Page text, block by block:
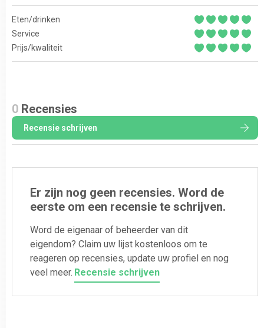
Eten/drinken
Service
Prijs/kwaliteit
0 Recensies
Recensie schrijven
Er zijn nog geen recensies. Word de
eerste om een recensie te schrijven.
Word de eigenaar of beheerder van dit
eigendom? Claim uw lijst kostenloos om te
reageren op recensies, update uw profiel en nog
veel meer. Recensie schrijven